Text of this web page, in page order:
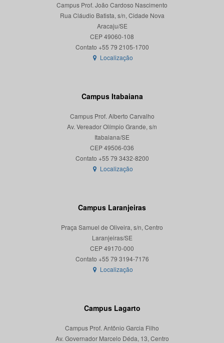
Campus Prof. João Cardoso Nascimento
Rua Cláudio Batista, s/n, Cidade Nova
Aracaju/SE
CEP 49060-108
Localização
Campus Itabaiana
Campus Prof. Alberto Carvalho
Av. Vereador Olímpio Grande, s/n
Itabaiana/SE
CEP 49506-036
Localização
Campus Laranjeiras
Praça Samuel de Oliveira, s/n, Centro
Laranjeiras/SE
CEP 49170-000
Localização
Campus Lagarto
Campus Prof. Antônio Garcia Filho
Av. Governador Marcelo Déda, 13, Centro